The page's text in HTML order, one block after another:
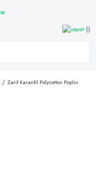
Zarif Karanfil Polycotton Poplin